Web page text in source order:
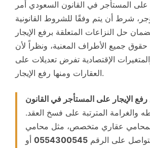
على المستأجر في القانون السعودي أمر
شرط أن يتم وفقًا للشروط القانونية
حل النزاعات المتعلقة برفع الإيجار
جميع الأطراف المعنية، ونظراً لأن
الإقتصادية تفرض تعديلات على
العقارات ومنها رفع الإيجار.
رفع الإيجار على المستأجر في القانون
والغرامة المترتبة على فسخ العقد.
بمحامي عقاري متخصص، مثل محامي
على الرقم 0554300545 أو